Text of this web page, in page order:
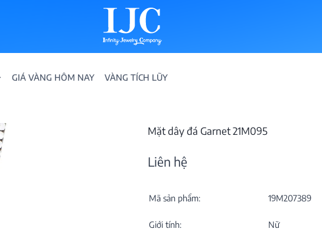
GIÁ VÀNG HÔM NAY VÀNG TÍCH LŨY
Mặt dây đá Garnet 21M095
Liên hệ
Mã sản phẩm: 19M207389
Giới tính: Nữ